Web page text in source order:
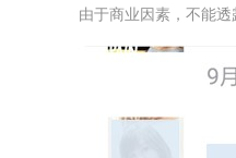
由于商业因素，不能透